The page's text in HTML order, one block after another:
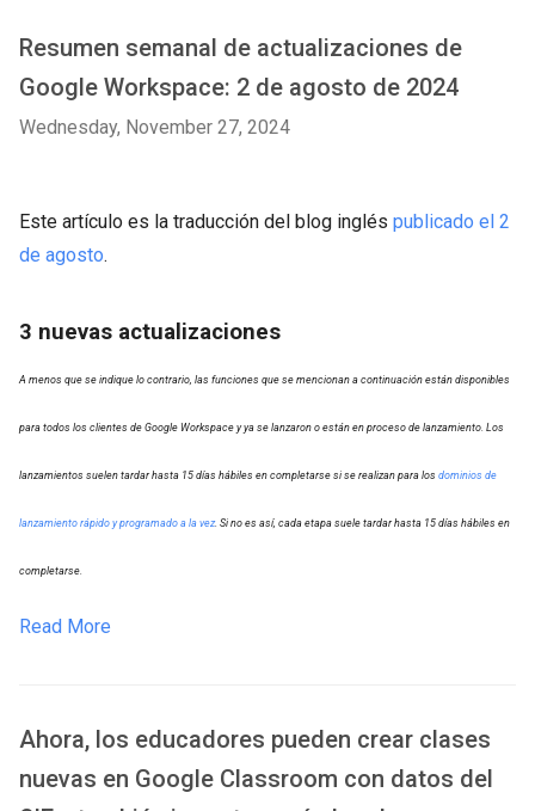
Resumen semanal de actualizaciones de
Google Workspace: 2 de agosto de 2024
Wednesday, November 27, 2024
Este artículo es la traducción del blog inglés publicado el 2
de agosto.
3 nuevas actualizaciones
A menos que se indique lo contrario, las funciones que se mencionan a continuación están disponibles
para todos los clientes de Google Workspace y ya se lanzaron o están en proceso de lanzamiento. Los
lanzamientos suelen tardar hasta 15 días hábiles en completarse si se realizan para los dominios de
lanzamiento rápido y programado a la vez. Si no es así, cada etapa suele tardar hasta 15 días hábiles en
completarse.
Read More
Ahora, los educadores pueden crear clases
nuevas en Google Classroom con datos del